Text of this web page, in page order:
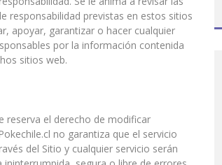
responsabilidad previstas en estos sitios
apoyar, garantizar o hacer cualquier
por la información contenida
sitios web.
reserva el derecho de modificar
no garantiza que el servicio
del Sitio y cualquier servicio serán